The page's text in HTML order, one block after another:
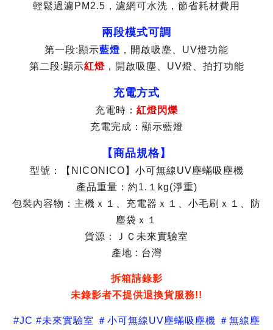
輕鬆過濾PM2.5，濾網可水洗，節省耗材費用
兩段模式可調
第一段:顯示藍燈 ，開啟吸塵、UV燈功能
第二段:顯示紅燈，開啟吸塵、UV燈、拍打功能
充電方式
充電時： 紅燈閃爍
充電完成：顯示藍燈
【商品規格】
型號：【NICONICO】小可無線UV塵蟎吸塵機
產品重量：約1.１kg(淨重)
包裝內容物：主機ｘ１、充電器ｘ１、小毛刷ｘ１、防
塵袋ｘ１
貨源：ＪＣ未來實驗室
產地 : 台灣
拆箱請錄影
未錄影者不提供退換貨服務!!
#JC #未來實驗室 ＃小可無線UV塵蟎吸塵機 ＃無線塵